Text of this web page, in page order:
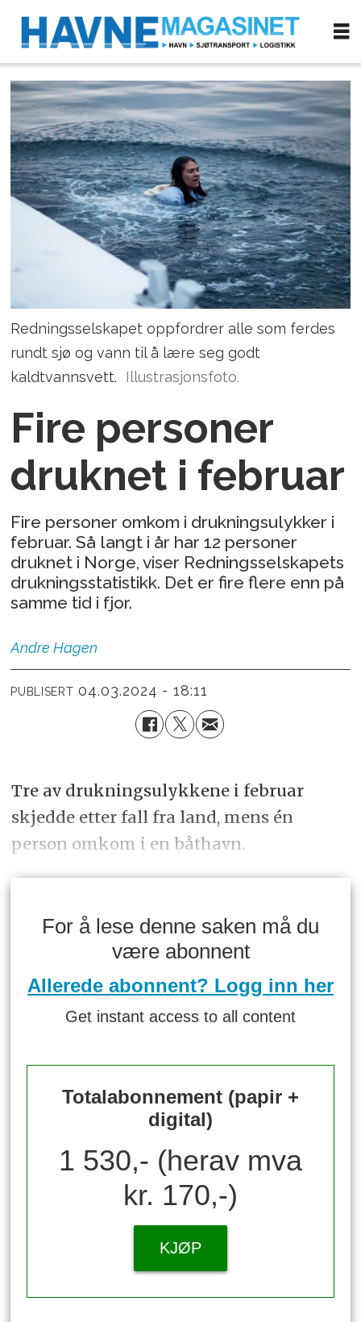
Redningsselskapet oppfordrer alle som ferdes
rundt sjø og vann til å lære seg godt
kaldtvannsvett.
Illustrasjonsfoto.
Fire personer
druknet i februar
Fire personer omkom i drukningsulykker i
februar. Så langt i år har 12 personer
druknet i Norge, viser Redningsselskapets
drukningsstatistikk. Det er fire flere enn på
samme tid i fjor.
Andre Hagen
PUBLISERT 04.03.2024 - 18:11
Tre av drukningsulykkene i februar
skjedde etter fall fra land, mens én
person omkom i en båthavn.
For å lese denne saken må du
være abonnent
Allerede abonnent? Logg inn her
Get instant access to all content
Totalabonnement (papir +
digital)
1 530,- (herav mva
kr. 170,-)
KJØP